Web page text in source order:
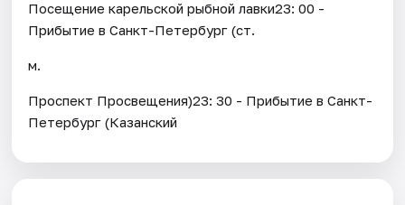
Посещение карельской рыбной лавки23: 00 -
Прибытие в Санкт-Петербург (ст.
м.
Проспект Просвещения)23: 30 - Прибытие в Санкт-
Петербург (Казанский